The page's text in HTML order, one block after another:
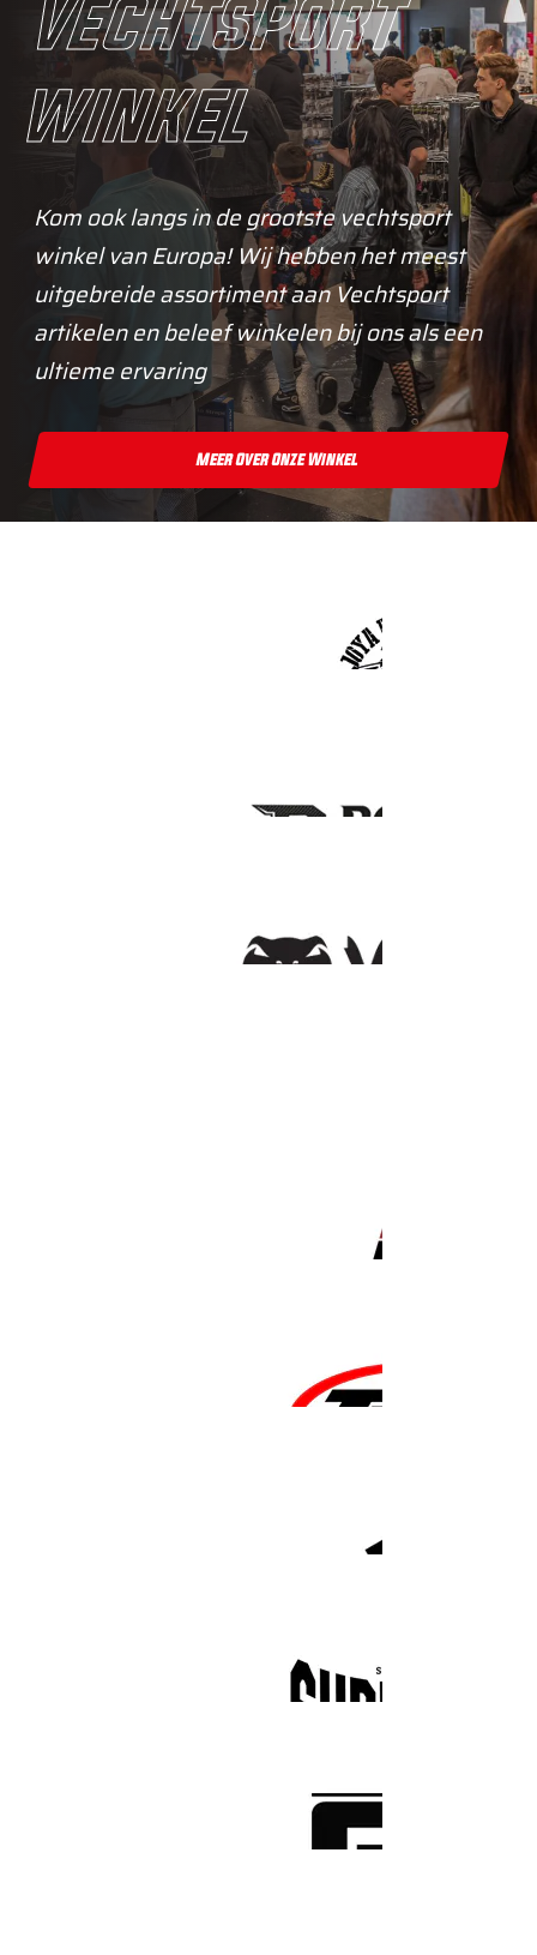
vechtsport
winkel
Kom ook langs in de grootste vechtsport
winkel van Europa! Wij hebben het meest
uitgebreide assortiment aan Vechtsport
artikelen en beleef winkelen bij ons als een
ultieme ervaring
Meer Over Onze Winkel